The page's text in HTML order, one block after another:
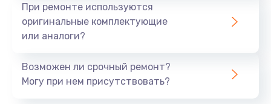
При ремонте используются
оригинальные комплектующие
или аналоги?
Возможен ли срочный ремонт?
Могу при нем присутствовать?